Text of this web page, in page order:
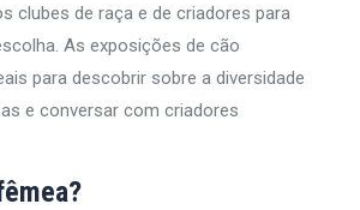
clubes de raça e de criadores para
As exposições de cão
para descobrir sobre a diversidade
e conversar com criadores